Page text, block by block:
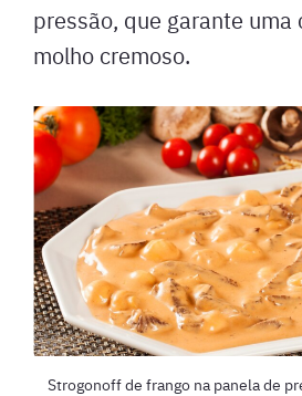
pressão, que garante uma
molho cremoso.
Strogonoff de frango na panela de